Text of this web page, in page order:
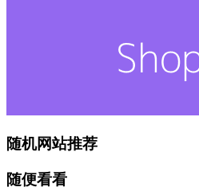
随机网站推荐
随便看看